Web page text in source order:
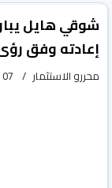
Next
شوقي هايل
إعادته وفق
محررو الاستثمار 07 أيلول/سبتمبر 2024